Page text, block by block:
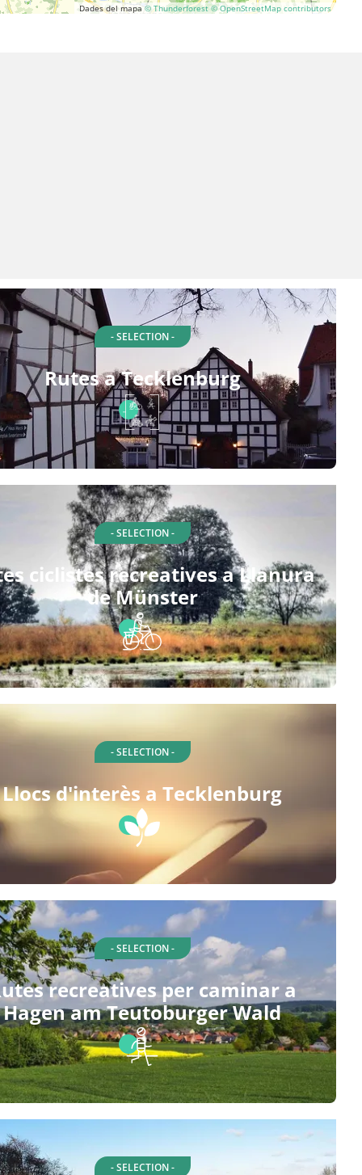
Dades del mapa© Thunderforest © OpenStreetMap contributors
- SELECTION -
Rutes a Tecklenburg
- SELECTION -
ciclistes recreatives a Llanura
de Münster
- SELECTION -
Llocs d'interès a Tecklenburg
- SELECTION -
recreatives per caminar a
Hagen am Teutoburger Wald
- SELECTION -